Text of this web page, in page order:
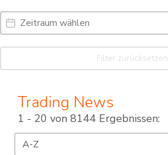
Date Range
Date
Filter zurücksetzen
Trading News
1 - 20 von 8144 Ergebnissen:
Sortierung
Sort content